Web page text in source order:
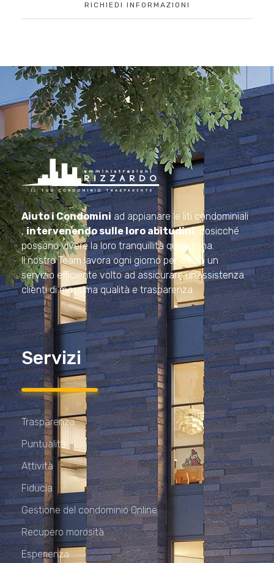
RICHIEDI INFORMAZIONI
Amministrazioni Rizzardo
Il tuo condominio trasparente
Aiuto i Condominiad appianare le liti condominiali
,intervenendo sulle loro abitudini, cosicché
possano vivere la loro tranquillità quotidiana.
Il nostro Team lavora ogni giorno per offrire un
servizio efficiente volto ad assicurare un’assistenza
clienti di massima qualità e trasparenza.
Servizi
Trasparenza
Puntualità
Attività
Fiducia
Gestione del condominio Online
Recupero morosità
Esperienza